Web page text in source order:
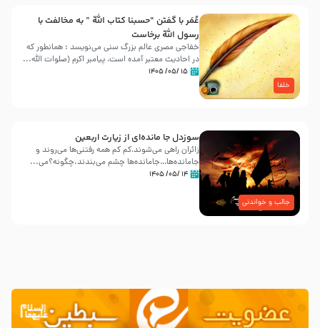
خلفا
عُمَر با گفتن “حسبنا كتاب اللّه ” به مخالفت با
رسول اللّه برخاست
خفاجی مصری عالم بزرگ سنی می‌نویسد : همانطور که
در احادیث معتبر آمده است، پیامبر اکرم (صلوات اللّه...
۱۵ /۰۵/ ۱۴۰۵
جالب و خواندنی
سوزدل جا مانده‌ای از زیارت اربعین
زائران راهی می‌شوند،کم‌ کم همه رفتنی‌ها می‌روند و
جامانده‌ها…جامانده‌ها چشم می‌بندند.چگونه؟می‌...
۱۴ /۰۵/ ۱۴۰۵